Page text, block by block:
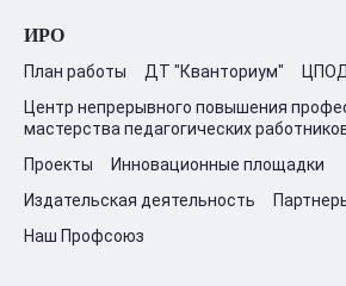
ИРО
План работы ДТ "Кванториум"
Центр непрерывного повышения
мастерства педагогических
Проекты
Инновационные площадки
Издательская деятельность
Наш Профсоюз